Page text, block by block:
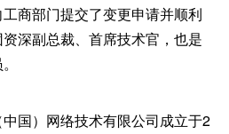
商部门提交了变更申请并顺利
深副总裁、首席技术官，也是
国）网络技术有限公司成立于2